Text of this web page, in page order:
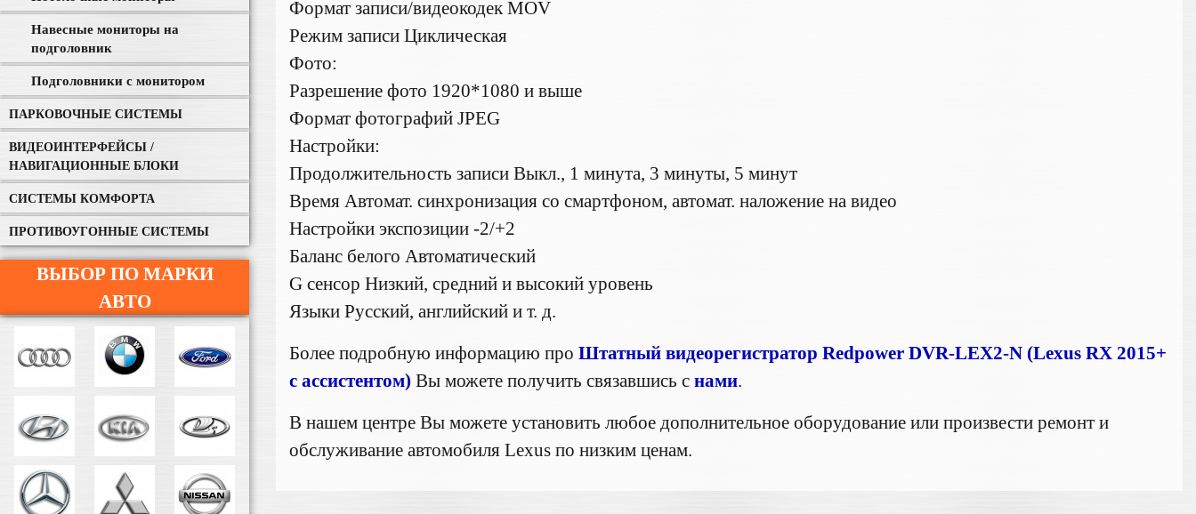
Навесные мониторы на
подголовник
Подголовники с монитором
ПАРКОВОЧНЫЕ СИСТЕМЫ
ВИДЕОИНТЕРФЕЙСЫ /
НАВИГАЦИОННЫЕ БЛОКИ
СИСТЕМЫ КОМФОРТА
ПРОТИВОУГОННЫЕ СИСТЕМЫ
ВЫБОР ПО МАРКИ
АВТО
Формат записи/видеокодек MOV
Режим записи Циклическая
Фото:
Разрешение фото 1920*1080 и выше
Формат фотографий JPEG
Настройки:
Продолжительность записи Выкл., 1 минута, 3 минуты, 5 минут
Время Автомат. синхронизация со смартфоном, автомат. наложение на видео
Настройки экспозиции -2/+2
Баланс белого Автоматический
G сенсор Низкий, средний и высокий уровень
Языки Русский, английский и т. д.
Более подробную информацию проШтатный видеорегистратор Redpower DVR-LEX2-N (Lexus RX 2015+
c ассистентом) Вы можете получить связавшись снами.
В нашем центре Вы можете установить любое дополнительное оборудование или произвести ремонт и
обслуживание автомобиля Lexus по низким ценам.